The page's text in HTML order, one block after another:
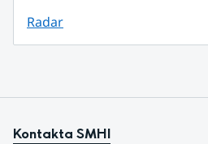
Radar
Kontakta SMHI